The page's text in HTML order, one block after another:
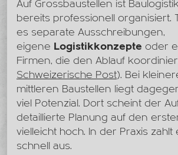
Auf Grossbaustellen ist
bereits professionell organisiert.
es separate Ausschreibungen,
eigene Logistikkonzepte oder
Firmen, die den Ablauf
Schweizerische Post). Bei
mittleren Baustellen liegt
viel Potenzial. Dort scheint der
detaillierte Planung auf den
vielleicht hoch. In der Praxis
schnell aus.